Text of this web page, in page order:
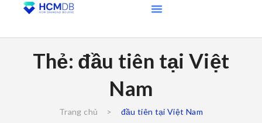
Thẻ: đầu tiên tại Việt
Nam
Trang chủ > đầu tiên tại Việt Nam